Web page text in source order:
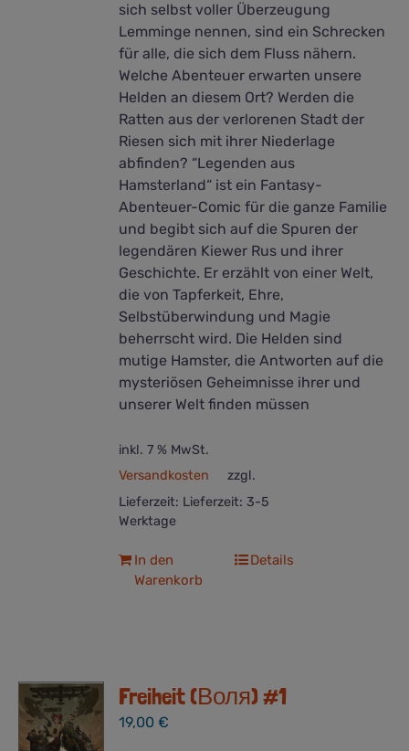
sich selbst voller Überzeugung
Lemminge nennen, sind ein Schrecken
für alle, die sich dem Fluss nähern.
Welche Abenteuer erwarten unsere
Helden an diesem Ort? Werden die
Ratten aus der verlorenen Stadt der
Riesen sich mit ihrer Niederlage
abfinden? “Legenden aus
Hamsterland“ ist ein Fantasy-
Abenteuer-Comic für die ganze Familie
und begibt sich auf die Spuren der
legendären Kiewer Rus und ihrer
Geschichte. Er erzählt von einer Welt,
die von Tapferkeit, Ehre,
Selbstüberwindung und Magie
beherrscht wird. Die Helden sind
mutige Hamster, die Antworten auf die
mysteriösen Geheimnisse ihrer und
unserer Welt finden müssen
inkl. 7 % MwSt.
zzgl.
Versandkosten
Lieferzeit: Lieferzeit: 3-5
Werktage
In den
Warenkorb
Details
Freiheit (Воля) #1
19,00€